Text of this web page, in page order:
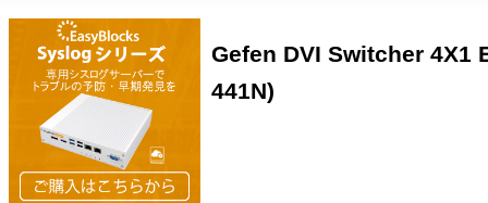
Gefen DVI Switcher 4X1
441N)